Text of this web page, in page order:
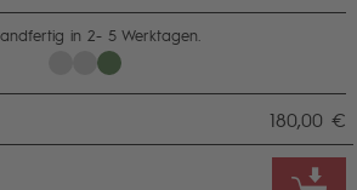
in 2- 5 Werktagen.
180,00 €